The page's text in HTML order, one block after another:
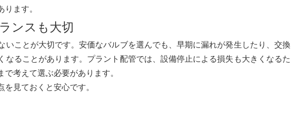
ます。
ンスも大切
いことが大切です。安価なバルブを選んでも、早期に漏れが発生したり、交換
ることがあります。プラント配管では、設備停止による損失も大きくなるた
考えて選ぶ必要があります。
見ておくと安心です。